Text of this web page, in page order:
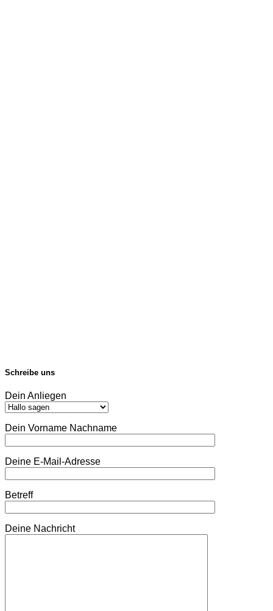
Schreibe uns
Dein Anliegen
Dein Vorname Nachname
Deine E-Mail-Adresse
Betreff
Deine Nachricht